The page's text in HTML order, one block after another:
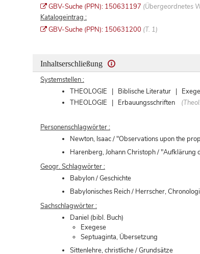
GBV-Suche (PPN): 150631197 (Übergeordnetes
Katalogeintrag :
GBV-Suche (PPN): 150631200 (T. 1)
Inhaltserschließung
Systemstellen :
THEOLOGIE | Biblische Literatur |
THEOLOGIE | Erbauungsschriften
Personenschlagwörter :
Newton, Isaac / "Observations upon the
Harenberg, Johann Christoph / "Aufklärung
Geogr. Schlagwörter :
Babylon / Geschichte
Babylonisches Reich / Herrscher,
Sachschlagwörter :
Daniel (bibl. Buch)
Exegese
Septuaginta, Übersetzung
Sittenlehre, christliche / Grundsätze